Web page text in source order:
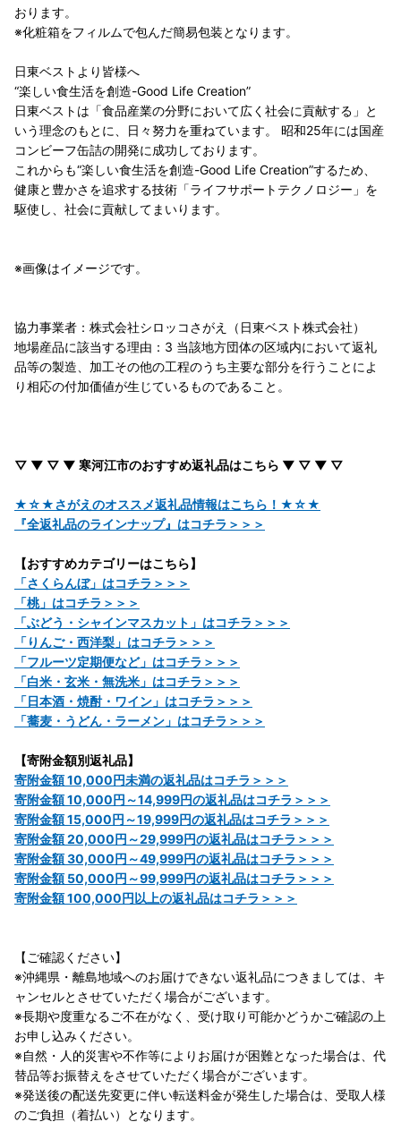
おります。
※化粧箱をフィルムで包んだ簡易包装となります。
日東ベストより皆様へ
“楽しい食生活を創造-Good Life Creation”
日東ベストは「食品産業の分野において広く社会に貢献する」と
いう理念のもとに、日々努力を重ねています。 昭和25年には国産
コンビーフ缶詰の開発に成功しております。
これからも“楽しい食生活を創造-Good Life Creation”するため、
健康と豊かさを追求する技術「ライフサポートテクノロジー」を
駆使し、社会に貢献してまいります。
※画像はイメージです。
協力事業者：株式会社シロッコさがえ（日東ベスト株式会社）
地場産品に該当する理由：3 当該地方団体の区域内において返礼
品等の製造、加工その他の工程のうち主要な部分を行うことによ
り相応の付加価値が生じているものであること。
▽ ▼ ▽ ▼ 寒河江市のおすすめ返礼品はこちら ▼ ▽ ▼ ▽
★☆★さがえのオススメ返礼品情報はこちら！★☆★
『全返礼品のラインナップ』はコチラ＞＞＞
【おすすめカテゴリーはこちら】
「さくらんぼ」はコチラ＞＞＞
「桃」はコチラ＞＞＞
「ぶどう・シャインマスカット」はコチラ＞＞＞
「りんご・西洋梨」はコチラ＞＞＞
「フルーツ定期便など」はコチラ＞＞＞
「白米・玄米・無洗米」はコチラ＞＞＞
「日本酒・焼酎・ワイン」はコチラ＞＞＞
「蕎麦・うどん・ラーメン」はコチラ＞＞＞
【寄附金額別返礼品】
寄附金額 10,000円未満の返礼品はコチラ＞＞＞
寄附金額 10,000円～14,999円の返礼品はコチラ＞＞＞
寄附金額 15,000円～19,999円の返礼品はコチラ＞＞＞
寄附金額 20,000円～29,999円の返礼品はコチラ＞＞＞
寄附金額 30,000円～49,999円の返礼品はコチラ＞＞＞
寄附金額 50,000円～99,999円の返礼品はコチラ＞＞＞
寄附金額 100,000円以上の返礼品はコチラ＞＞＞
【ご確認ください】
※沖縄県・離島地域へのお届けできない返礼品につきましては、キ
ャンセルとさせていただく場合がございます。
※長期や度重なるご不在がなく、受け取り可能かどうかご確認の上
お申し込みください。
※自然・人的災害や不作等によりお届けが困難となった場合は、代
替品等お振替えをさせていただく場合がございます。
※発送後の配送先変更に伴い転送料金が発生した場合は、受取人様
のご負担（着払い）となります。